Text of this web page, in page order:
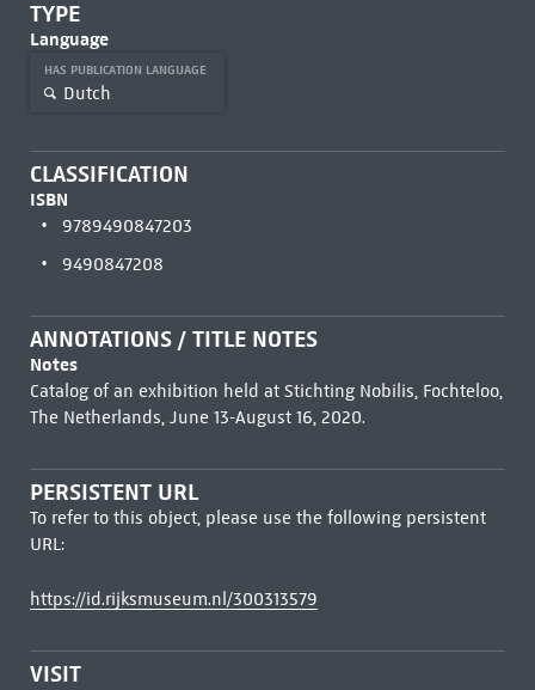
TYPE
Language
HAS PUBLICATION LANGUAGE
Dutch
CLASSIFICATION
ISBN
9789490847203
9490847208
ANNOTATIONS / TITLE NOTES
Notes
Catalog of an exhibition held at Stichting Nobilis, Fochteloo,
The Netherlands, June 13-August 16, 2020.
PERSISTENT URL
To refer to this object, please use the following persistent
URL:
https://id.rijksmuseum.nl/300313579
VISIT